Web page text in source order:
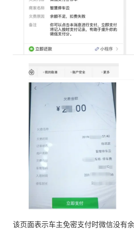
该页面表示车主免密支付时微信没有